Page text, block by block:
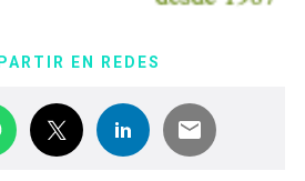
EN REDES